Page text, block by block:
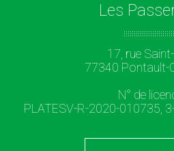
Les
17, rue
77340 Pontault-
N° de
PLATESV-R-2020-010735,